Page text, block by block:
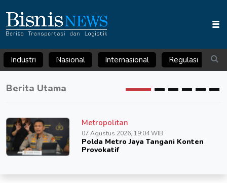
Industri Nasional Internasional Regulasi
Berita Utama
Metropolitan
07 Agustus 2026, 19:04 WIB
Polda Metro Jaya Tangani Konten
Provokatif